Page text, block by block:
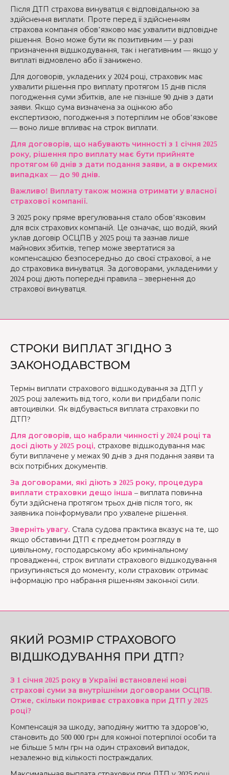
Після ДТП страхова винуватця є відповідальною за
здійснення виплати. Проте перед її здійсненням
страхова компанія обов’язково має ухвалити відповідне
рішення. Воно може бути як позитивним — у разі
призначення відшкодування, так і негативним — якщо у
виплаті відмовлено або її занижено.
Для договорів, укладених у 2024 році, страховик має
ухвалити рішення про виплату протягом 15 днів після
погодження суми збитків, але не пізніше 90 днів з дати
заяви. Якщо сума визначена за оцінкою або
експертизою, погодження з потерпілим не обов’язкове
— воно лише впливає на строк виплати.
Для договорів, що набувають чинності з 1 січня 2025
року, рішення про виплату має бути прийняте
протягом 60 днів з дати подання заяви, а в окремих
випадках — до 90 днів.
Важливо! Виплату також можна отримати у власної
страхової компанії.
З 2025 року пряме врегулювання стало обов’язковим
для всіх страхових компаній. Це означає, що водій, який
уклав договір ОСЦПВ у 2025 році та зазнав лише
майнових збитків, тепер може звертатися за
компенсацією безпосередньо до своєї страхової, а не
до страховика винуватця. За договорами, укладеними у
2024 році діють попередні правила – звернення до
страхової винуватця.
СТРОКИ ВИПЛАТ ЗГІДНО З
ЗАКОНОДАВСТВОМ
Термін виплати страхового відшкодування за ДТП у
2025 році залежить від того, коли ви придбали поліс
автоцивілки. Як відбувається виплата страховки по
ДТП?
Для договорів, що набрали чинності у 2024 році та
досі діють у 2025 році, страхове відшкодування має
бути виплачене у межах 90 днів з дня подання заяви та
всіх потрібних документів.
За договорами, які діють з 2025 року, процедура
виплати страховки дещо інша – виплата повинна
бути здійснена протягом трьох днів після того, як
заявника поінформували про ухвалене рішення.
Зверніть увагу. Стала судова практика вказує на те, що
якщо обставини ДТП є предметом розгляду в
цивільному, господарському або кримінальному
провадженні, строк виплати страхового відшкодування
призупиняється до моменту, коли страховик отримає
інформацію про набрання рішенням законної сили.
ЯКИЙ РОЗМІР СТРАХОВОГО
ВІДШКОДУВАННЯ ПРИ ДТП?
З 1 січня 2025 року в Україні встановлені нові
страхові суми за внутрішніми договорами ОСЦПВ.
Отже, скільки покриває страховка при ДТП у 2025
році?
Компенсація за шкоду, заподіяну життю та здоров’ю,
становить до 500 000 грн для кожної потерпілої особи та
не більше 5 млн грн на один страховий випадок,
незалежно від кількості постраждалих.